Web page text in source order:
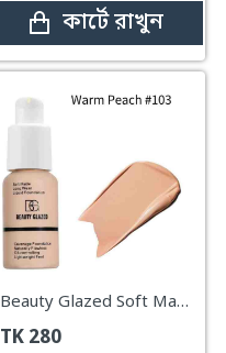
কার্টে রাখুন
Beauty Glazed Soft Matte Waterproof Liquid Foundation #103 Warm Peach
TK 280